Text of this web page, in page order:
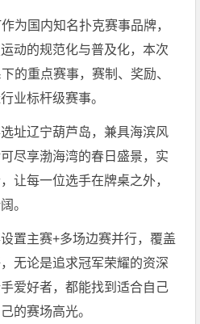
为国内知名扑克赛事品牌，
动的规范化与普及化，本次
的重点赛事，赛制、奖励、
业标杆级赛事。
址辽宁葫芦岛，兼具海滨风
尽享渤海湾的春日盛景，实
让每一位选手在牌桌之外，
。
置主赛+多场边赛并行，覆盖
无论是追求冠军荣耀的资深
爱好者，都能找到适合自己
的赛场高光。